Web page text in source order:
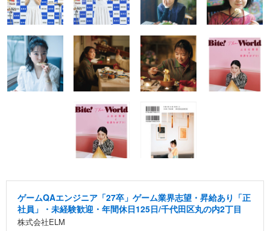
ゲームQAエンジニア「27卒」ゲーム業界志望・昇給あり「正
社員」・未経験歓迎・年間休日125日/千代田区丸の内2丁目
株式会社ELM